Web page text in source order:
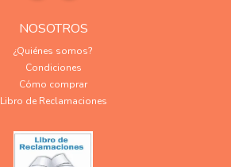
NOSOTROS
¿Quiénes somos?
Condiciones
Cómo comprar
Libro de Reclamaciones